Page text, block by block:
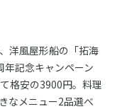
洋風屋形船の「拓海
記念キャンペーン
格安の3900円。料理
なメニュー2品選べ